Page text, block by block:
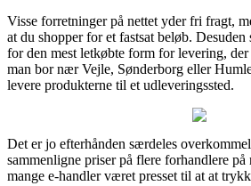
Visse forretninger på nettet yder fri fragt,
at du shopper for et fastsat beløb.
for den mest letkøbte form for levering,
man bor nær Vejle, Sønderborg eller
levere produkterne til et udleveringssted.
Det er jo efterhånden særdeles
sammenligne priser på flere forhandlere
mange e-handler været presset til at at